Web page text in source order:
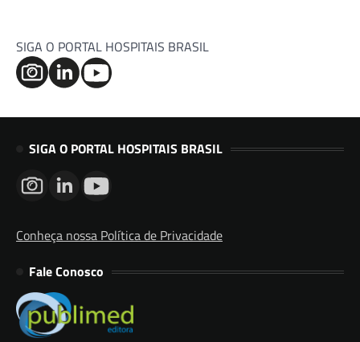
SIGA O PORTAL HOSPITAIS BRASIL
SIGA O PORTAL HOSPITAIS BRASIL
Conheça nossa Política de Privacidade
Fale Conosco